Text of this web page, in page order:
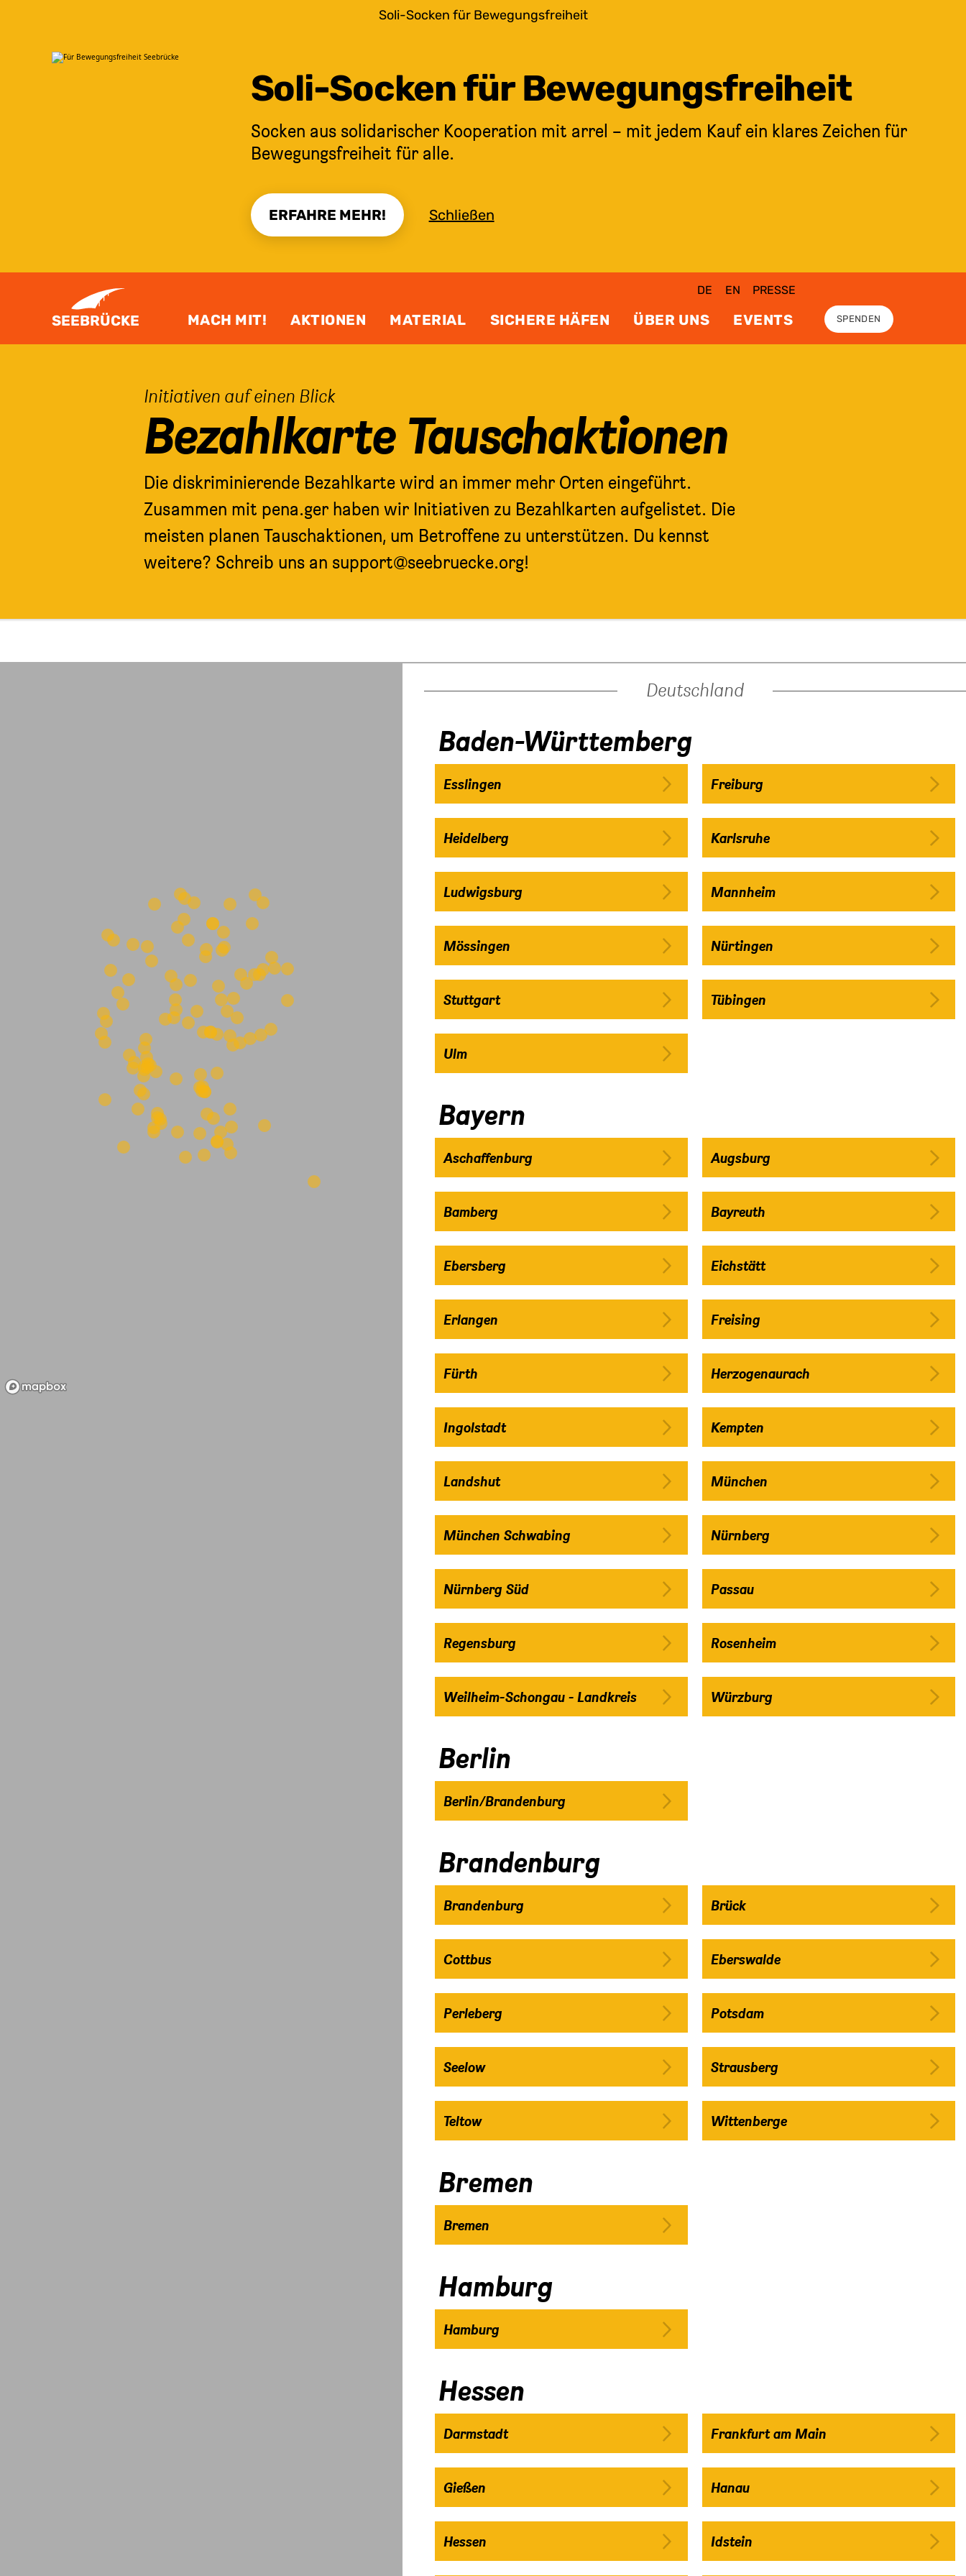
Soli-Socken für Bewegungsfreiheit
Soli-Socken für Bewegungsfreiheit
Socken aus solidarischer Kooperation mit arrel – mit jedem Kauf ein klares Zeichen für
Bewegungsfreiheit für alle.
ERFAHRE MEHR! Schließen
SEEBRÜCKE
DE EN PRESSE
MACH MIT! AKTIONEN MATERIAL SICHERE HÄFEN ÜBER UNS EVENTS SPENDEN
Initiativen auf einen Blick:
Bezahlkarte Tauschaktionen
Die diskriminierende Bezahlkarte wird an immer mehr Orten eingeführt.
Zusammen mit pena.ger haben wir Initiativen zu Bezahlkarten aufgelistet. Die
meisten planen Tauschaktionen, um Betroffene zu unterstützen. Du kennst
weitere? Schreib uns an support@seebruecke.org!
Deutschland
Baden-Württemberg
Esslingen Freiburg
Heidelberg Karlsruhe
Ludwigsburg Mannheim
Mössingen Nürtingen
Stuttgart Tübingen
Ulm
Bayern
Aschaffenburg Augsburg
Bamberg Bayreuth
Ebersberg Eichstätt
Erlangen Freising
Fürth Herzogenaurach
Ingolstadt Kempten
Landshut München
München Schwabing Nürnberg
Nürnberg Süd Passau
Regensburg Rosenheim
Weilheim-Schongau - Landkreis Würzburg
Berlin
Berlin/Brandenburg
Brandenburg
Brandenburg Brück
Cottbus Eberswalde
Perleberg Potsdam
Seelow Strausberg
Teltow Wittenberge
Bremen
Bremen
Hamburg
Hamburg
Hessen
Darmstadt Frankfurt am Main
Gießen Hanau
Hessen Idstein